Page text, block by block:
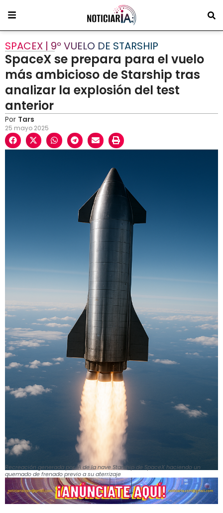
SPACEX | 9º VUELO DE STARSHIP
SpaceX se prepara para el vuelo
más ambicioso de Starship tras
analizar la explosión del test
anterior
Por Tars
25 mayo 2025
Recreación generada por IA de la nave Starship de SpaceX haciendo un
quemado de frenado previo a su aterrizaje